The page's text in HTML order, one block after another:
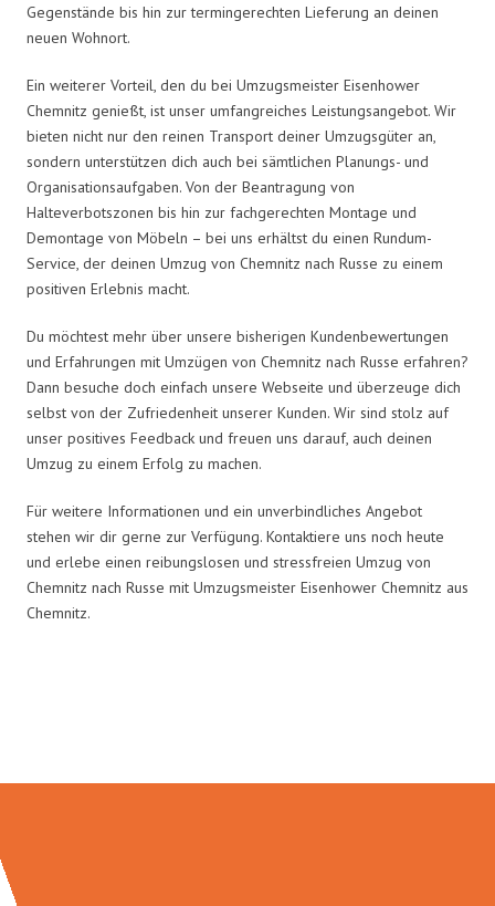
Gegenstände bis hin zur termingerechten Lieferung an deinen
neuen Wohnort.
Ein weiterer Vorteil, den du bei Umzugsmeister Eisenhower
Chemnitz genießt, ist unser umfangreiches Leistungsangebot. Wir
bieten nicht nur den reinen Transport deiner Umzugsgüter an,
sondern unterstützen dich auch bei sämtlichen Planungs- und
Organisationsaufgaben. Von der Beantragung von
Halteverbotszonen bis hin zur fachgerechten Montage und
Demontage von Möbeln – bei uns erhältst du einen Rundum-
Service, der deinen Umzug von Chemnitz nach Russe zu einem
positiven Erlebnis macht.
Du möchtest mehr über unsere bisherigen Kundenbewertungen
und Erfahrungen mit Umzügen von Chemnitz nach Russe erfahren?
Dann besuche doch einfach unsere Webseite und überzeuge dich
selbst von der Zufriedenheit unserer Kunden. Wir sind stolz auf
unser positives Feedback und freuen uns darauf, auch deinen
Umzug zu einem Erfolg zu machen.
Für weitere Informationen und ein unverbindliches Angebot
stehen wir dir gerne zur Verfügung. Kontaktiere uns noch heute
und erlebe einen reibungslosen und stressfreien Umzug von
Chemnitz nach Russe mit Umzugsmeister Eisenhower Chemnitz aus
Chemnitz.